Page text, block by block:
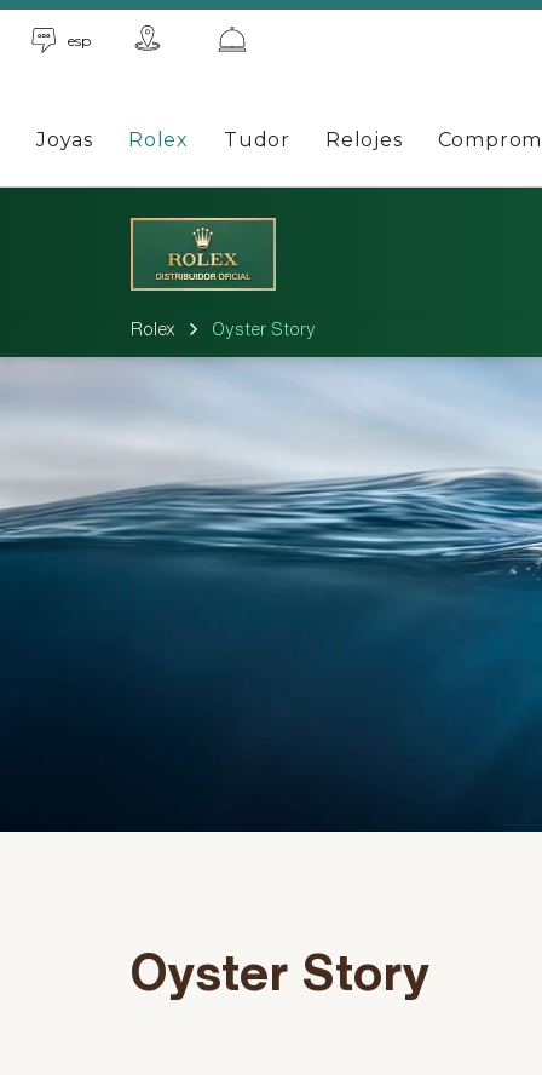
esp
Joyas Rolex Tudor Relojes
Rolex Oyster Story
Oyster Story